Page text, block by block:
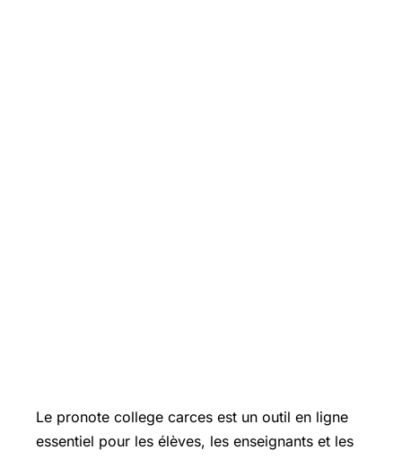
Le pronote college carces est un outil en ligne
essentiel pour les élèves, les enseignants et les